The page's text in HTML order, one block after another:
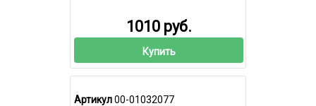
1010 руб.
Купить
Артикул00-01032077